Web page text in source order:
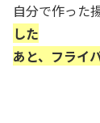
自分で作った
した
あと、フライ